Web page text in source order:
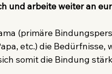
und arbeite weiter an
(primäre
etc.) die Bedürfnisse,
somit die Bindung